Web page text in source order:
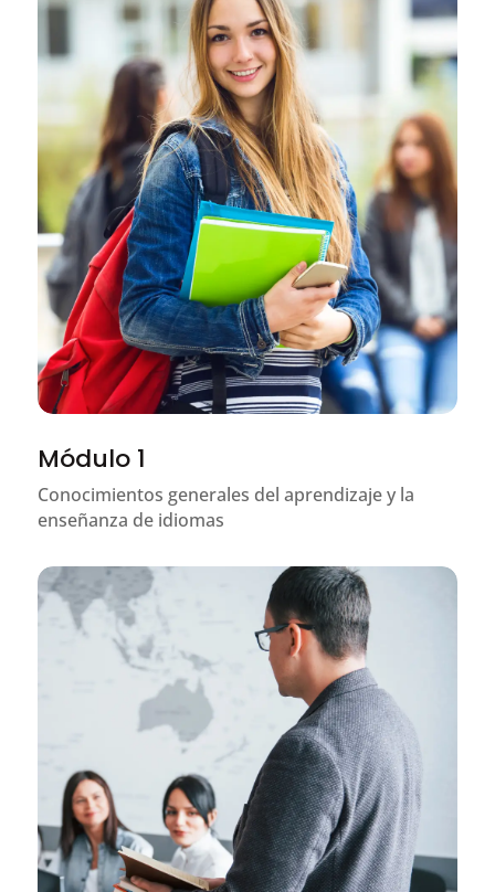
Módulo 1
Conocimientos generales del aprendizaje y la
enseñanza de idiomas